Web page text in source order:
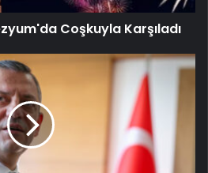
Coşkuyla Karşıladı